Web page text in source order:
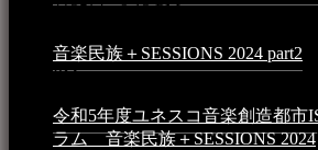
月25日 - 9:13 PM
音楽民族＋SESSIONS 2024 part2
PM
令和5年度ユネスコ音楽創造都市
ラム 音楽民族＋SESSIONS 2024